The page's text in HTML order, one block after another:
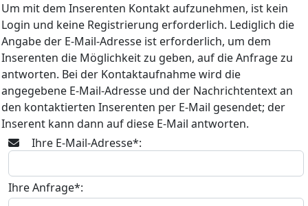
Um mit dem Inserenten Kontakt aufzunehmen, ist kein
Login und keine Registrierung erforderlich. Lediglich die
Angabe der E-Mail-Adresse ist erforderlich, um dem
Inserenten die Möglichkeit zu geben, auf die Anfrage zu
antworten. Bei der Kontaktaufnahme wird die
angegebene E-Mail-Adresse und der Nachrichtentext an
den kontaktierten Inserenten per E-Mail gesendet; der
Inserent kann dann auf diese E-Mail antworten.
Ihre E-Mail-Adresse*:
Ihre Anfrage*: